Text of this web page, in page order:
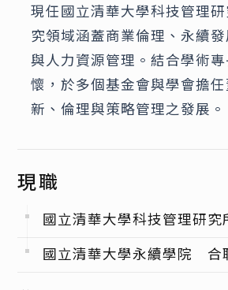
現任國立清華大學科技管理
究領域涵蓋商業倫理、永續
與人力資源管理。結合學術
懷，於多個基金會與學會擔
新、倫理與策略管理之發展。
現職
國立清華大學科技管理研究
國立清華大學永續學院 合